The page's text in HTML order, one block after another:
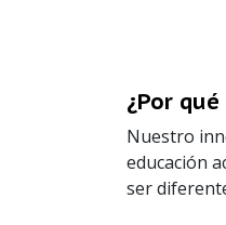
¿Por
Nuestro
educación
ser